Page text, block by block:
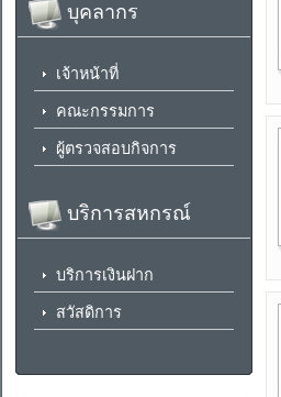
บุคลากร
เจ้าหน้าที่
คณะกรรมการ
ผู้ตรวจสอบกิจการ
บริการสหกรณ์
บริการเงินฝาก
สวัสดิการ